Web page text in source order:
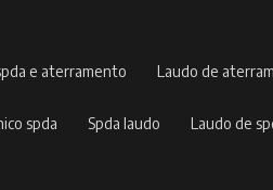
e aterramento laudo de
spda spda laudo laudo de